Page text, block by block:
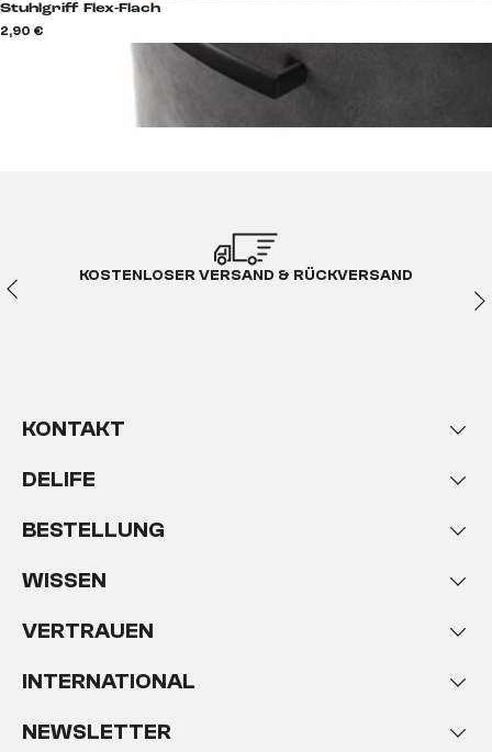
Stuhlgriff Flex-Flach
2,90 €
KOSTENLOSER VERSAND & RÜCKVERSAND
KONTAKT
DELIFE
BESTELLUNG
WISSEN
VERTRAUEN
INTERNATIONAL
NEWSLETTER